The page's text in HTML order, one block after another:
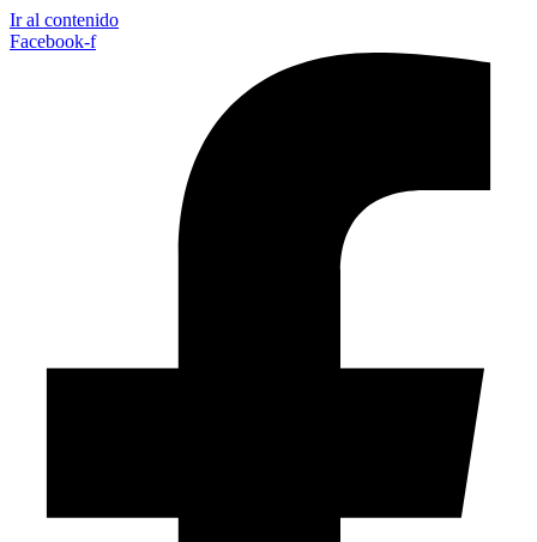
Ir al contenido
Facebook-f